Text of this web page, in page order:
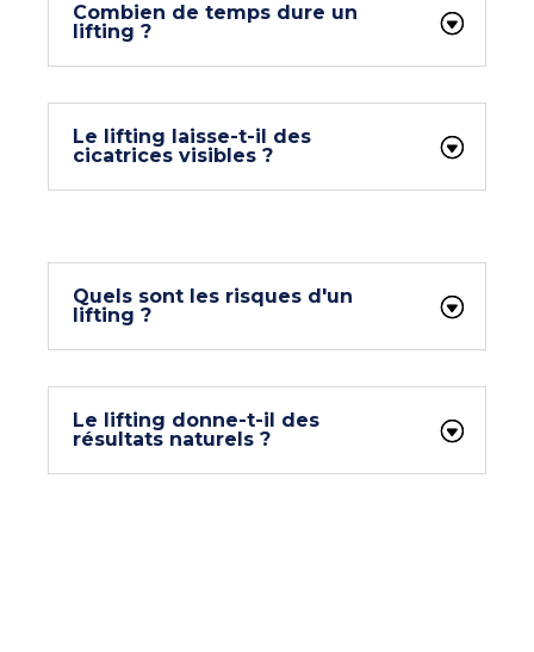
Combien de temps dure un
lifting ?
Le lifting laisse-t-il des
cicatrices visibles ?
Quels sont les risques d'un
lifting ?
Le lifting donne-t-il des
résultats naturels ?